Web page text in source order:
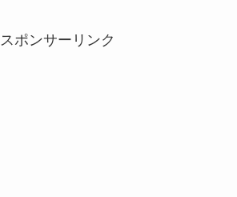
スポンサーリンク